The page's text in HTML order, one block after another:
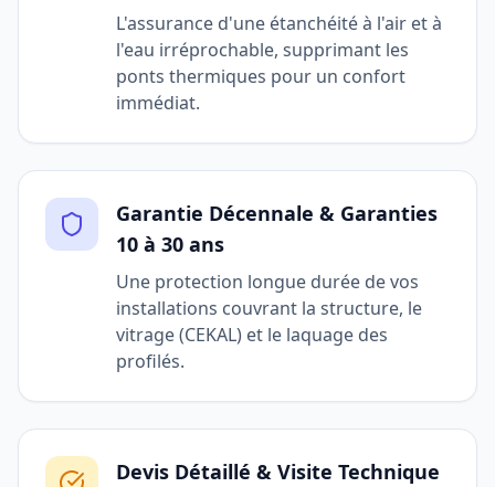
L'assurance d'une étanchéité à l'air et à
l'eau irréprochable, supprimant les
ponts thermiques pour un confort
immédiat.
Garantie Décennale & Garanties
10 à 30 ans
Une protection longue durée de vos
installations couvrant la structure, le
vitrage (CEKAL) et le laquage des
profilés.
Devis Détaillé & Visite Technique